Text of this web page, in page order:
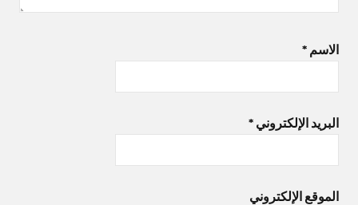
الاسم *
البريد الإلكتروني *
الموقع الإلكتروني